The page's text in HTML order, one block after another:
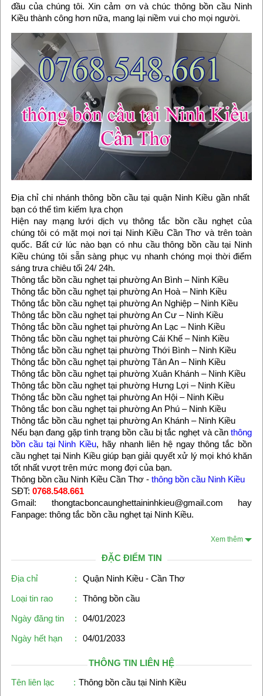
đầu của chúng tôi. Xin cảm ơn và chúc thông bồn cầu Ninh
Kiều thành công hơn nữa, mang lại niềm vui cho mọi người.
Địa chỉ chi nhánh thông bồn cầu tại quận Ninh Kiều gần nhất
bạn có thể tìm kiếm lựa chọn
Hiện nay mạng lưới dịch vụ thông tắc bồn cầu nghẹt của
chúng tôi có mặt mọi nơi tại Ninh Kiều Cần Thơ và trên toàn
quốc. Bất cứ lúc nào bạn có nhu cầu thông bồn cầu tại Ninh
Kiều chúng tôi sẵn sàng phục vụ nhanh chóng mọi thời điểm
sáng trưa chiêu tối 24/ 24h.
Thông tắc bồn cầu nghẹt tại phường An Bình – Ninh Kiều
Thông tắc bồn cầu nghẹt tại phường An Hoà – Ninh Kiều
Thông tắc bồn cầu nghẹt tại phường An Nghiệp – Ninh Kiều
Thông tắc bồn cầu nghẹt tại phường An Cư – Ninh Kiều
Thông tắc bồn cầu nghẹt tại phường An Lạc – Ninh Kiều
Thông tắc bồn cầu nghẹt tại phường Cái Khế – Ninh Kiều
Thông tắc bồn cầu nghẹt tại phường Thới Bình – Ninh Kiều
Thông tắc bồn cầu nghẹt tại phường Tân An – Ninh Kiều
Thông tắc bồn cầu nghẹt tại phường Xuân Khánh – Ninh Kiều
Thông tắc bồn cầu nghẹt tại phường Hưng Lợi – Ninh Kiều
Thông tắc bồn cầu nghẹt tại phường An Hội – Ninh Kiều
Thông tắc bon cầu nghẹt tại phường An Phú – Ninh Kiều
Thông tắc bồn cầu nghẹt tại phường An Khánh – Ninh Kiều
Nếu bạn đang gặp tình trạng bồn cầu bị tắc nghẹt và cầnthông
bồn cầu tại Ninh Kiều, hãy nhanh liên hệ ngay thông tắc bồn
cầu nghẹt tại Ninh Kiều giúp bạn giải quyết xử lý mọi khó khăn
tốt nhất vượt trên mức mong đợi của bạn.
Thông bồn cầu Ninh Kiều Cần Thơ - thông bồn cầu Ninh Kiều
SĐT: 0768.548.661
Gmail: thongtacboncaunghettaininhkieu@gmail.com hay
Fanpage: thông tắc bồn cầu nghẹt tại Ninh Kiều.
Xem thêm
ĐẶC ĐIỂM TIN
Địa chỉ :
Quận Ninh Kiều - Cần Thơ
Loại tin rao
:
Thông bồn cầu
Ngày đăng tin
:
04/01/2023
Ngày hết hạn
: 04/01/2033
THÔNG TIN LIÊN HỆ
Tên liên lạc
: Thông bồn cầu tại Ninh Kiều